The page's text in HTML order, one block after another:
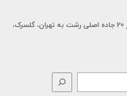
استان گیلان، سنگر، کیلومتر 20 جاده اصلی رشت به تهران، گلسرک،